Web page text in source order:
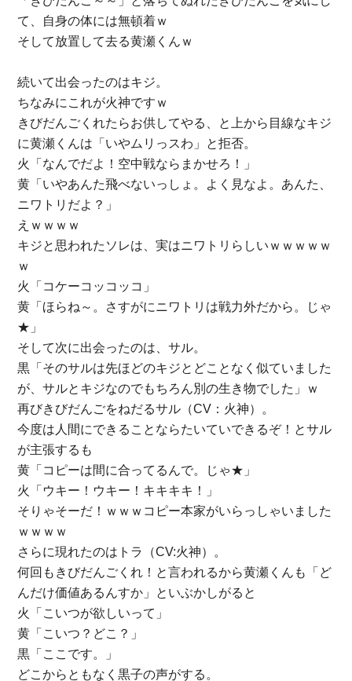
て、自身の体には無頓着ｗ
そして放置して去る黄瀬くんｗ
続いて出会ったのはキジ。
ちなみにこれが火神ですｗ
きびだんごくれたらお供してやる、と上から目線なキジ
に黄瀬くんは「いやムリっスわ」と拒否。
火「なんでだよ！空中戦ならまかせろ！」
黄「いやあんた飛べないっしょ。よく見なよ。あんた、
ニワトリだよ？」
えｗｗｗｗ
キジと思われたソレは、実はニワトリらしいｗｗｗｗｗ
ｗ
火「コケーコッコッコ」
黄「ほらね～。さすがにニワトリは戦力外だから。じゃ
★」
そして次に出会ったのは、サル。
黒「そのサルは先ほどのキジとどことなく似ていました
が、サルとキジなのでもちろん別の生き物でした」ｗ
再びきびだんごをねだるサル（CV：火神）。
今度は人間にできることならたいていできるぞ！とサル
が主張するも
黄「コピーは間に合ってるんで。じゃ★」
火「ウキー！ウキー！キキキキ！」
そりゃそーだ！ｗｗｗコピー本家がいらっしゃいました
ｗｗｗｗ
さらに現れたのはトラ（CV:火神）。
何回もきびだんごくれ！と言われるから黄瀬くんも「ど
んだけ価値あるんすか」といぶかしがると
火「こいつが欲しいって」
黄「こいつ？どこ？」
黒「ここです。」
どこからともなく黒子の声がする。